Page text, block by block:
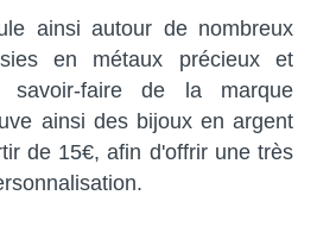
ainsi autour de nombreux
en métaux précieux et
savoir-faire de la marque
ainsi des bijoux en argent
de 15€, afin d'offrir une très